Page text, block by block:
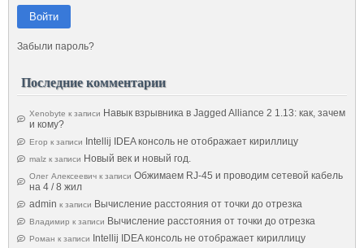
Войти
Забыли пароль?
Последние комментарии
Xenobyte к записи Навык взрывника в Jagged Alliance 2 1.13: как, зачем
и кому?
Егор к записи Intellij IDEA консоль не отображает кириллицу
malz к записи Новый век и новый год.
Олег Алексеевич к записи Обжимаем RJ-45 и проводим сетевой кабель
на 4 / 8 жил
admin к записи Вычисление расстояния от точки до отрезка
Владимир к записи Вычисление расстояния от точки до отрезка
Роман к записи Intellij IDEA консоль не отображает кириллицу